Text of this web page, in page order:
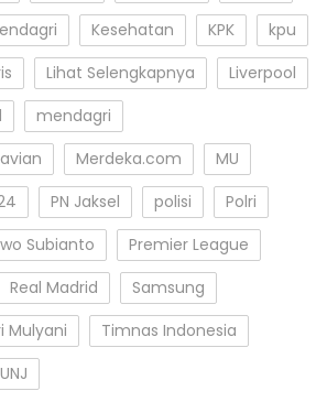
Kesehatan KPK
kpu
Lihat Selengkapnya
Liverpool
mendagri
Merdeka.com
MU
PN Jaksel polisi
Polri
Subianto
Premier League
Real Madrid
Samsung
Mulyani
Timnas Indonesia
UNJ